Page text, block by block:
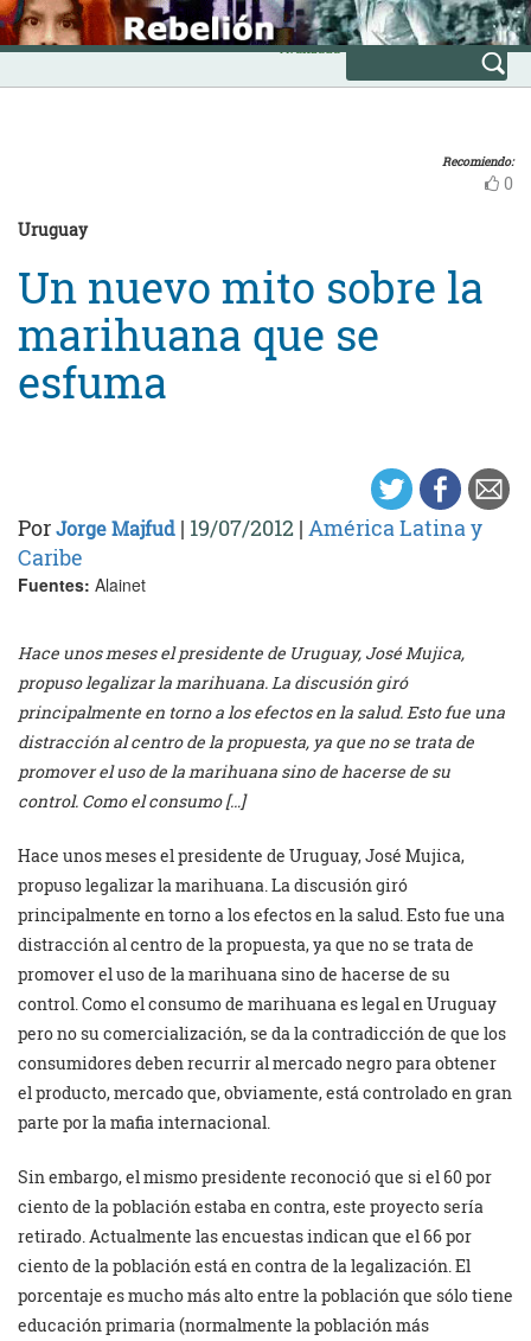
Skip
to
content
INICIO
Avanzada
Recomiendo:
0
Uruguay
Un nuevo mito sobre la
marihuana que se
esfuma
PorJorge Majfud | 19/07/2012 | América Latina y
Caribe
Fuentes: Alainet
Hace unos meses el presidente de Uruguay, José Mujica,
propuso legalizar la marihuana. La discusión giró
principalmente en torno a los efectos en la salud. Esto fue una
distracción al centro de la propuesta, ya que no se trata de
promover el uso de la marihuana sino de hacerse de su
control. Como el consumo […]
Hace unos meses el presidente de Uruguay, José Mujica,
propuso legalizar la marihuana. La discusión giró
principalmente en torno a los efectos en la salud. Esto fue una
distracción al centro de la propuesta, ya que no se trata de
promover el uso de la marihuana sino de hacerse de su
control. Como el consumo de marihuana es legal en Uruguay
pero no su comercialización, se da la contradicción de que los
consumidores deben recurrir al mercado negro para obtener
el producto, mercado que, obviamente, está controlado en gran
parte por la mafia internacional.
Sin embargo, el mismo presidente reconoció que si el 60 por
ciento de la población estaba en contra, este proyecto sería
retirado. Actualmente las encuestas indican que el 66 por
ciento de la población está en contra de la legalización. El
porcentaje es mucho más alto entre la población que sólo tiene
educación primaria (normalmente la población más